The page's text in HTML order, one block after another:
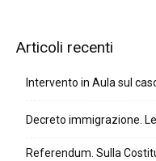
Articoli recenti
Intervento in Aula sul
Decreto immigrazione.
Referendum. Sulla